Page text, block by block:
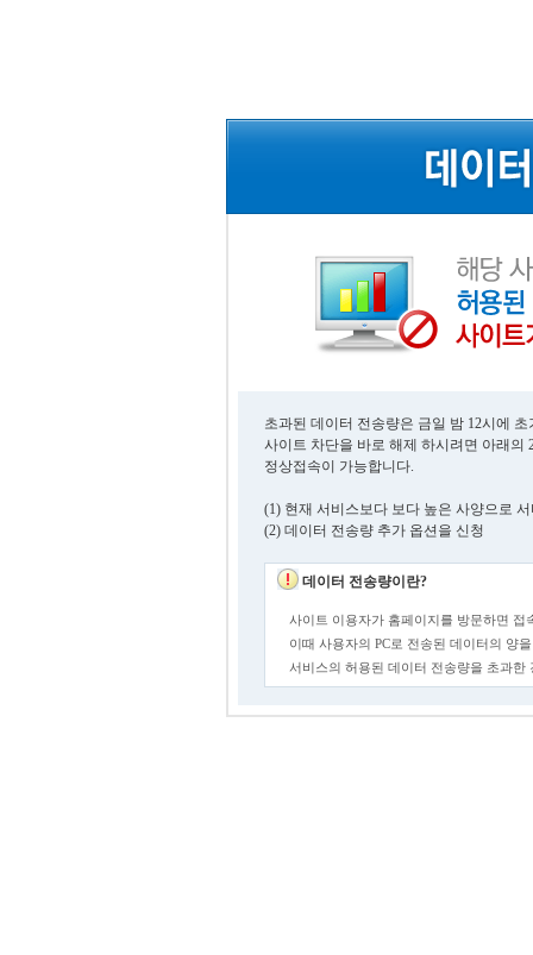
초과된 데이터 전송량은 금일 밤 12시에
사이트 차단을 바로 해제 하시려면 아래의
정상접속이 가능합니다.
(1) 현재 서비스보다 보다 높은 사양으로
(2) 데이터 전송량 추가 옵션을 신청
데이터 전송량이란?
사이트 이용자가 홈페이지를 방문하면 접
이때 사용자의 PC로 전송된 데이터의 양
서비스의 허용된 데이터 전송량을 초과